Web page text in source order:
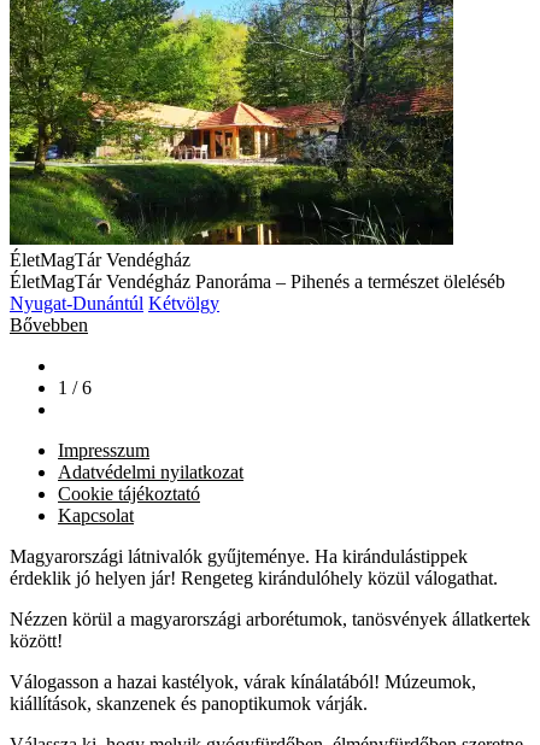
ÉletMagTár Vendégház
ÉletMagTár Vendégház Panoráma – Pihenés a természet öleléséb
Nyugat-Dunántúl Kétvölgy
Bővebben
1 / 6
Impresszum
Adatvédelmi nyilatkozat
Cookie tájékoztató
Kapcsolat
Magyarországi látnivalók gyűjteménye. Ha kirándulástippek
érdeklik jó helyen jár! Rengeteg kirándulóhely közül válogathat.
Nézzen körül a magyarországi arborétumok, tanösvények állatkertek
között!
Válogasson a hazai kastélyok, várak kínálatából! Múzeumok,
kiállítások, skanzenek és panoptikumok várják.